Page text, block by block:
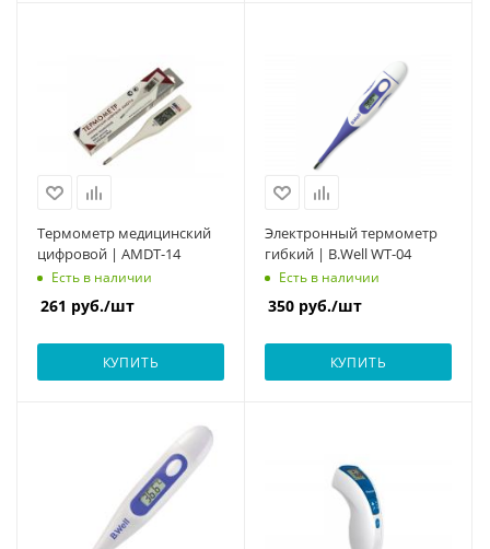
Термометр медицинский
цифровой | AMDT-14
Есть в наличии
261 руб./шт
КУПИТЬ
Электронный термометр
гибкий | B.Well WT-04
Есть в наличии
350 руб./шт
КУПИТЬ